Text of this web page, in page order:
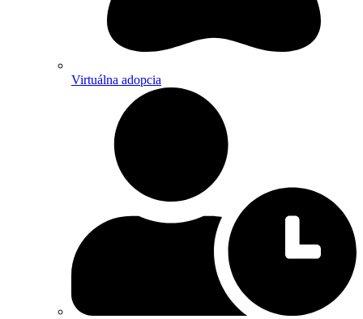
Virtuálna adopcia